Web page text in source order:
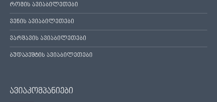
რომის ავიაბილეთები
ვენის ავიაბილეთები
ვარშავის ავიაბილეთები
ბუდაპეშტის ავიაბილეთები
ავიაკომპანიები